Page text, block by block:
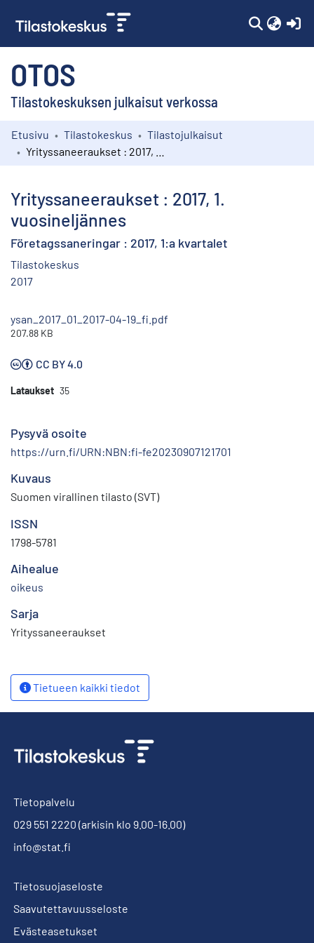
OTOS
Tilastokeskuksen julkaisut verkossa
Kokoelmat
Etusivu Tilastokeskus
Tilastojulkaisut
Yrityssaneeraukset : 2017, 1.
vuosineljännes
Företagssaneringar : 2017, 1:a kvartalet
Tilastokeskus
2017
ysan_2017_01_2017-04-19_fi.pdf
207.88 KB
CC BY 4.0
Lataukset 35
Pysyvä osoite
https://urn.fi/URN:NBN:fi-fe20230907121701
Kuvaus
Suomen virallinen tilasto (SVT)
ISSN
1798-5781
Aihealue
oikeus
Sarja
Yrityssaneeraukset
Tietueen kaikki tiedot
Tietopalvelu
029 551 2220 (arkisin klo 9.00-16.00)
info@stat.fi
Tietosuojaseloste
Saavutettavuusseloste
Evästeasetukset